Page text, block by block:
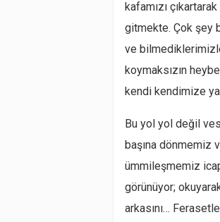
kafamızı
gitmekte. Çok şey
ve
koymaksızın
kendi kendimize
Bu yol yol değil
başına dönmemiz
ümmileşmemiz
görünüyor;
arkasını…